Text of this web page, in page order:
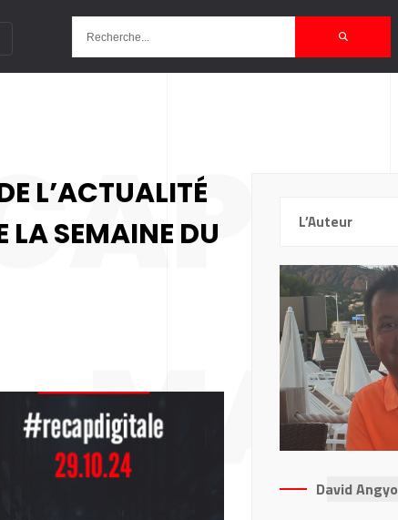
MA
L’ACTUALITÉ
LA SEMAINE DU
L’Auteur
David Angyo